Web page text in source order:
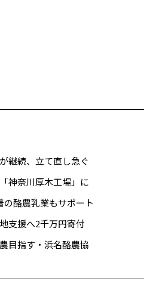
継続、立て直し急ぐ
神奈川厚木工場」に
酪農乳業もサポート
支援へ2千万円寄付
目指す・浜名酪農協